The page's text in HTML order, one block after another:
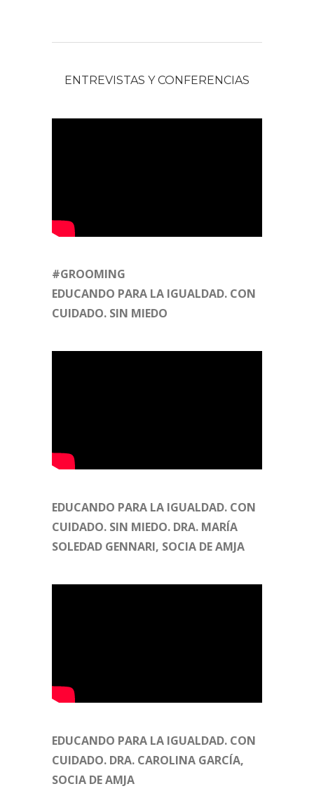
ENTREVISTAS Y CONFERENCIAS
#GROOMING
EDUCANDO PARA LA IGUALDAD. CON
CUIDADO. SIN MIEDO
EDUCANDO PARA LA IGUALDAD. CON
CUIDADO. SIN MIEDO. DRA. MARÍA
SOLEDAD GENNARI, SOCIA DE AMJA
EDUCANDO PARA LA IGUALDAD. CON
CUIDADO. DRA. CAROLINA GARCÍA,
SOCIA DE AMJA